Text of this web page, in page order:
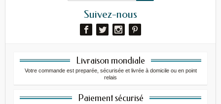
Suivez-nous
Livraison mondiale
Votre commande est preparée, sécurisée et livrée à domicile ou en point
relais
Paiement sécurisé